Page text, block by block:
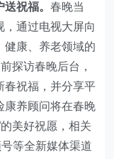
送祝福。春晚当
，通过电视大屏向
健康、养老领域的
探访春晚后台，
春祝福，并分享平
康养顾问将在春晚
美好祝愿，相关
等全新媒体渠道